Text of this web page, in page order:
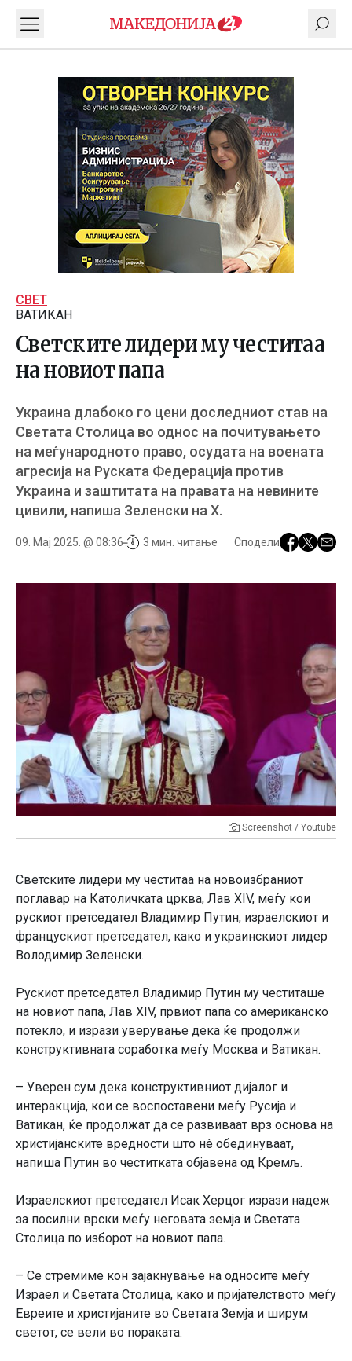
СВЕТ
ВАТИКАН
Светските лидери му честитаа
на новиот папа
Украина длабоко го цени доследниот став на
Светата Столица во однос на почитувањето
на меѓународното право, осудата на воената
агресија на Руската Федерација против
Украина и заштитата на правата на невините
цивили, напиша Зеленски на X.
09. Мај 2025. @ 08:36 3 мин. читање Сподели
Screenshot / Youtube
Светските лидери му честитаа на новоизбраниот
поглавар на Католичката црква, Лав XIV, меѓу кои
рускиот претседател Владимир Путин, израелскиот и
францускиот претседател, како и украинскиот лидер
Володимир Зеленски.
Рускиот претседател Владимир Путин му честиташе
на новиот папа, Лав XIV, првиот папа со американско
потекло, и изрази уверување дека ќе продолжи
конструктивната соработка меѓу Москва и Ватикан.
– Уверен сум дека конструктивниот дијалог и
интеракција, кои се воспоставени меѓу Русија и
Ватикан, ќе продолжат да се развиваат врз основа на
христијанските вредности што нè обединуваат,
напиша Путин во честитката објавена од Кремљ.
Израелскиот претседател Исак Херцог изрази надеж
за посилни врски меѓу неговата земја и Светата
Столица по изборот на новиот папа.
– Се стремиме кон зајакнување на односите меѓу
Израел и Светата Столица, како и пријателството меѓу
Евреите и христијаните во Светата Земја и ширум
светот, се вели во пораката.